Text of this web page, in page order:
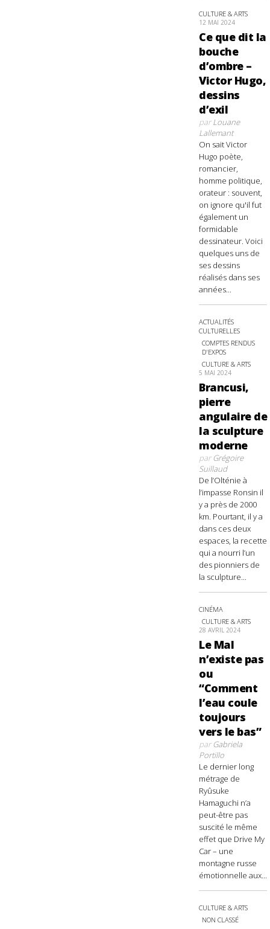
CULTURE & ARTS
12 MAI 2024
Ce que dit la
bouche
d’ombre –
Victor Hugo,
dessins
d’exil
parLouane
Lallemant
On sait Victor
Hugo poète,
romancier,
homme politique,
orateur : souvent,
on ignore qu'il fut
également un
formidable
dessinateur. Voici
quelques uns de
ses dessins
réalisés dans ses
années...
ACTUALITÉS
CULTURELLES
COMPTES RENDUS
D'EXPOS
CULTURE & ARTS
5 MAI 2024
Brancusi,
pierre
angulaire de
la sculpture
moderne
parGrégoire
Suillaud
De l’Olténie à
l’impasse Ronsin il
y a près de 2000
km. Pourtant, il y a
dans ces deux
espaces, la recette
qui a nourri l’un
des pionniers de
la sculpture...
CINÉMA
CULTURE & ARTS
28 AVRIL 2024
Le Mal
n’existe pas
ou
“Comment
l’eau coule
toujours
vers le bas”
parGabriela
Portillo
Le dernier long
métrage de
Ryûsuke
Hamaguchi n’a
peut-être pas
suscité le même
effet que Drive My
Car – une
montagne russe
émotionnelle aux...
CULTURE & ARTS
NON CLASSÉ